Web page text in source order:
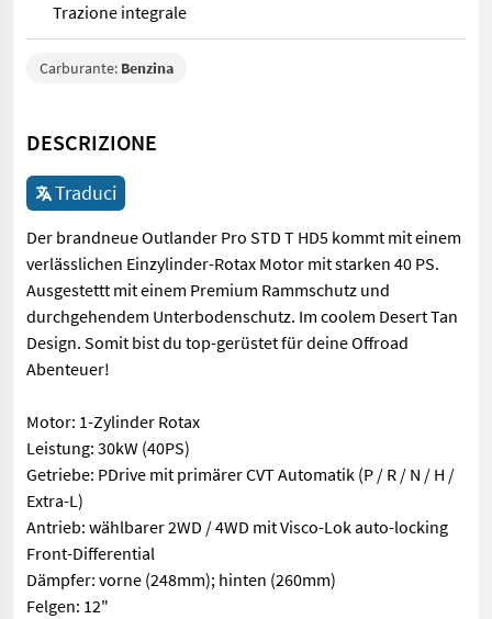
Trazione integrale
Carburante: Benzina
DESCRIZIONE
Traduci
Der brandneue Outlander Pro STD T HD5 kommt mit einem
verlässlichen Einzylinder-Rotax Motor mit starken 40 PS.
Ausgestettt mit einem Premium Rammschutz und
durchgehendem Unterbodenschutz. Im coolem Desert Tan
Design. Somit bist du top-gerüstet für deine Offroad
Abenteuer!
Motor: 1-Zylinder Rotax
Leistung: 30kW (40PS)
Getriebe: PDrive mit primärer CVT Automatik (P / R / N / H /
Extra-L)
Antrieb: wählbarer 2WD / 4WD mit Visco-Lok auto-locking
Front-Differential
Dämpfer: vorne (248mm); hinten (260mm)
Felgen: 12"